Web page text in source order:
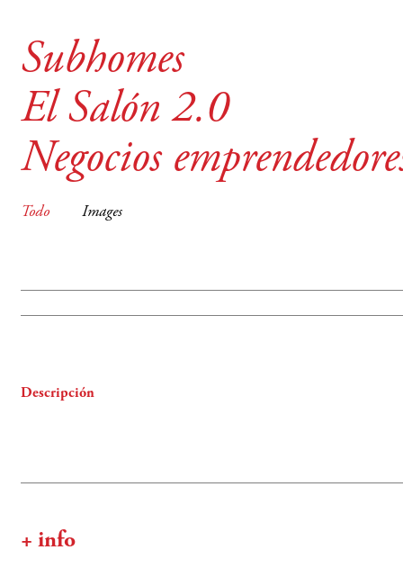
Subhomes
El Salón 2.0
Negocios
Todo Images
Descripción
+ info